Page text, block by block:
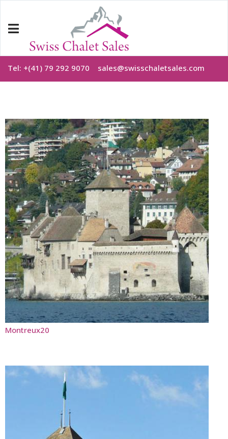
Tel: +(41) 79 292 9070 sales@swisschaletsales.com
Montreux20